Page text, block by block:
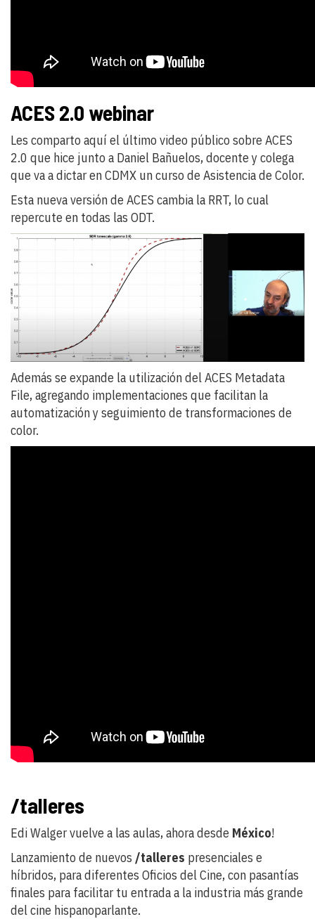
ACES 2.0 webinar
Les comparto aquí el último video público sobre ACES
2.0 que hice junto a Daniel Bañuelos, docente y colega
que va a dictar en CDMX un curso de Asistencia de Color.
Esta nueva versión de ACES cambia la RRT, lo cual
repercute en todas las ODT.
Además se expande la utilización del ACES Metadata
File, agregando implementaciones que facilitan la
automatización y seguimiento de transformaciones de
color.
/talleres
Edi Walger vuelve a las aulas, ahora desde México!
Lanzamiento de nuevos /talleres presenciales e
híbridos, para diferentes Oficios del Cine, con pasantías
finales para facilitar tu entrada a la industria más grande
del cine hispanoparlante.